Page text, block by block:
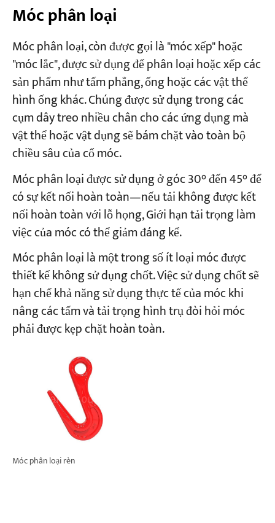
Móc phân loại
Móc phân loại, còn được gọi là "móc xếp" hoặc
"móc lắc", được sử dụng để phân loại hoặc xếp các
sản phẩm như tấm phẳng, ống hoặc các vật thể
hình ống khác. Chúng được sử dụng trong các
cụm dây treo nhiều chân cho các ứng dụng mà
vật thể hoặc vật dụng sẽ bám chặt vào toàn bộ
chiều sâu của cổ móc.
Móc phân loại được sử dụng ở góc 30° đến 45° để
có sự kết nối hoàn toàn—nếu tải không được kết
nối hoàn toàn với lỗ họng, Giới hạn tải trọng làm
việc của móc có thể giảm đáng kể.
Móc phân loại là một trong số ít loại móc được
thiết kế không sử dụng chốt. Việc sử dụng chốt sẽ
hạn chế khả năng sử dụng thực tế của móc khi
nâng các tấm và tải trọng hình trụ đòi hỏi móc
phải được kẹp chặt hoàn toàn.
Móc phân loại rèn